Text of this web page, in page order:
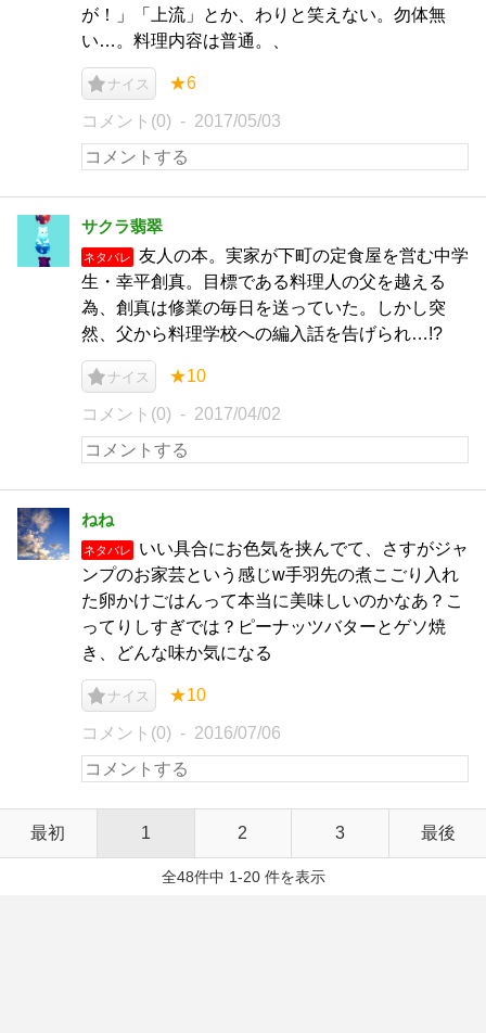
が！」「上流」とか、わりと笑えない。勿体無
い…。料理内容は普通。、
ナイス ★6
コメント(0) 2017/05/03
サクラ翡翠
ネタバレ
友人の本。実家が下町の定食屋を営む中学
生・幸平創真。目標である料理人の父を越える
為、創真は修業の毎日を送っていた。しかし突
然、父から料理学校への編入話を告げられ…!?
ナイス ★10
コメント(0) 2017/04/02
ねね
ネタバレ
いい具合にお色気を挟んでて、さすがジャ
ンプのお家芸という感じw手羽先の煮こごり入れ
た卵かけごはんって本当に美味しいのかなあ？こ
ってりしすぎでは？ピーナッツバターとゲソ焼
き、どんな味か気になる
ナイス ★10
コメント(0) 2016/07/06
最初 1 2 3 最後
全48件中 1-20 件を表示